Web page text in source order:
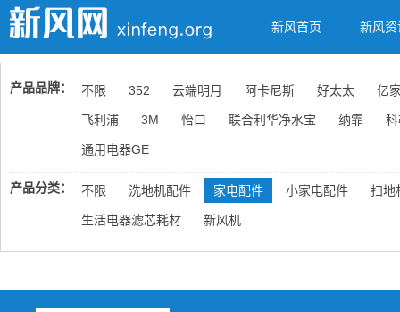
新风首页 新风资
产品品牌： 不限 352 云端明月 阿卡尼斯 好太太 亿
飞利浦 3M 怡口 联合利华净水宝 纳霏
通用电器GE
产品分类： 不限 洗地机配件 家电配件 小家电配件 扫地
生活电器滤芯耗材 新风机